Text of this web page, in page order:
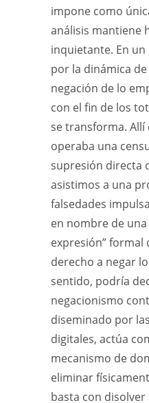
impone como
análisis mantiene
inquietante. En
por la dinámica
negación de lo
con el fin de los
se transforma. Allí
operaba una
supresión directa
asistimos a una
falsedades
en nombre de
expresión” formal
derecho a negar
sentido, podría
negacionismo
diseminado por
digitales, actúa
mecanismo de
eliminar
basta con disolver